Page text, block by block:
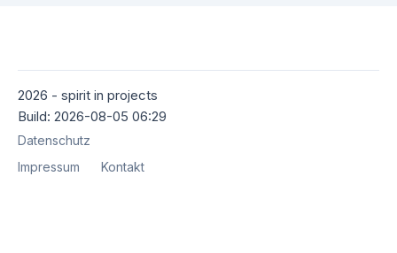
2026 - spirit in projects
Build: 2026-08-05 06:29
Datenschutz
Impressum
Kontakt